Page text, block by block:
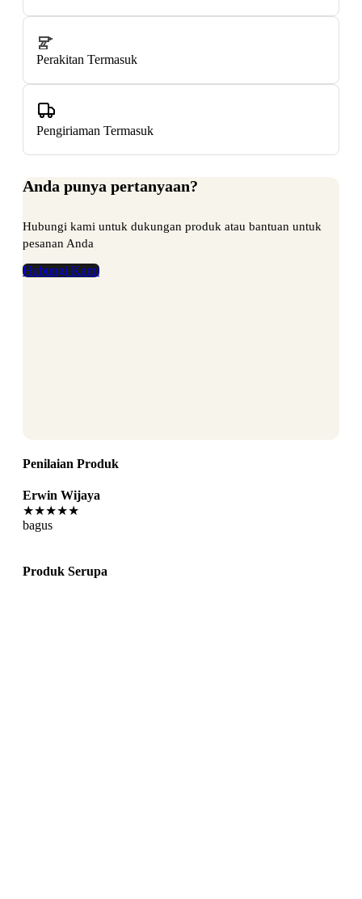
Perakitan Termasuk
Pengiriaman Termasuk
Anda punya pertanyaan?
Hubungi kami untuk dukungan produk atau bantuan untuk
pesanan Anda
Hubungi Kami
Penilaian Produk
Erwin Wijaya
★★★★★
bagus
Produk Serupa